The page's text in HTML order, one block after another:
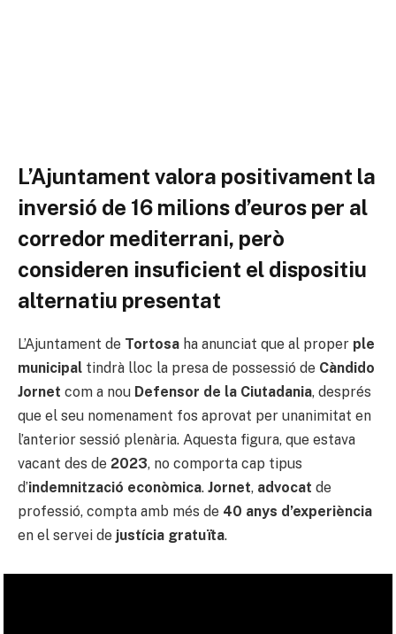
L’Ajuntament valora positivament la
inversió de 16 milions d’euros per al
corredor mediterrani, però
consideren insuficient el dispositiu
alternatiu presentat
L’Ajuntament de Tortosa ha anunciat que al proper ple
municipal tindrà lloc la presa de possessió de Càndido
Jornet com a nou Defensor de la Ciutadania, després
que el seu nomenament fos aprovat per unanimitat en
l’anterior sessió plenària. Aquesta figura, que estava
vacant des de 2023, no comporta cap tipus
d’indemnització econòmica. Jornet, advocat de
professió, compta amb més de 40 anys d’experiència
en el servei de justícia gratuïta.